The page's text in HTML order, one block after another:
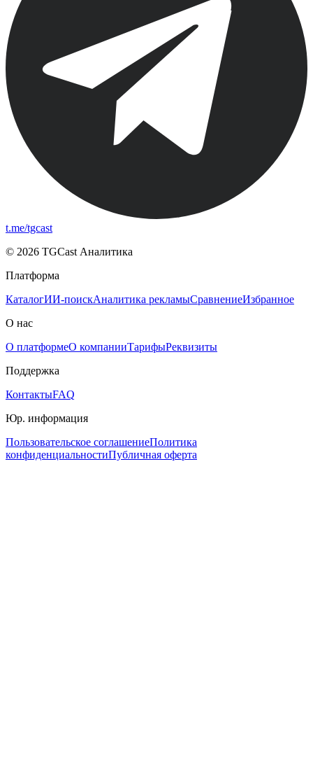
t.me/tgcast
© 2026 TGCast Аналитика
Платформа
КаталогИИ-поискАналитика рекламыСравнениеИзбранное
О нас
О платформеО компанииТарифыРеквизиты
Поддержка
КонтактыFAQ
Юр. информация
Пользовательское соглашениеПолитика
конфиденциальностиПубличная оферта